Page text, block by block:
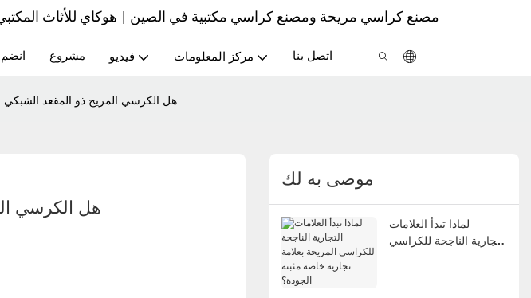
مصنع كراسي مريحة ومصنع كراسي مكتبية في الصين | هوكاي للأثاث
انضم مشروع فيديو مركز المعلومات اتصل بنا
هل الكرسي المريح ذو المقعد الشبكي
هل الكرسي
موصى به لك
لماذا تبدأ العلامات
التجارية الناجحة للكراسي